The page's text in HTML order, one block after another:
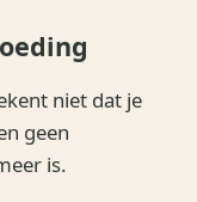
niet dat je
geen
is.